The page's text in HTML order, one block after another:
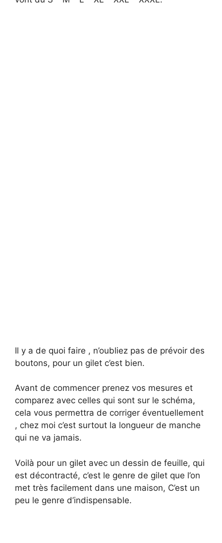
Il y a de quoi faire , n’oubliez pas de prévoir des
boutons, pour un gilet c’est bien.
Avant de commencer prenez vos mesures et
comparez avec celles qui sont sur le schéma,
cela vous permettra de corriger éventuellement
, chez moi c’est surtout la longueur de manche
qui ne va jamais.
Voilà pour un gilet avec un dessin de feuille, qui
est décontracté, c’est le genre de gilet que l’on
met très facilement dans une maison, C’est un
peu le genre d’indispensable.